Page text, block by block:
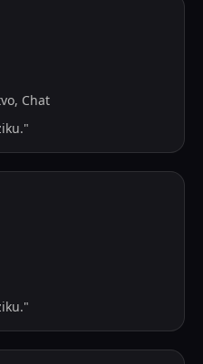
Chat
"
"